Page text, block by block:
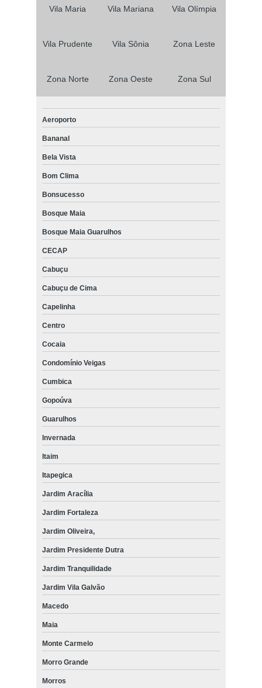
Vila Maria Vila Mariana Vila Olímpia
Vila Prudente Vila Sônia Zona Leste
Zona Norte Zona Oeste Zona Sul
Aeroporto
Bananal
Bela Vista
Bom Clima
Bonsucesso
Bosque Maia
Bosque Maia Guarulhos
CECAP
Cabuçu
Cabuçu de Cima
Capelinha
Centro
Cocaia
Condomínio Veigas
Cumbica
Gopoúva
Guarulhos
Invernada
Itaim
Itapegica
Jardim Aracília
Jardim Fortaleza
Jardim Oliveira,
Jardim Presidente Dutra
Jardim Tranquilidade
Jardim Vila Galvão
Macedo
Maia
Monte Carmelo
Morro Grande
Morros